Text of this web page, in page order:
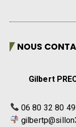
NOUS
Gilbert
06 80 32 80 49